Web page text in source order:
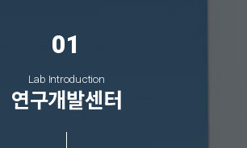
Lab Introduction
연구개발센터